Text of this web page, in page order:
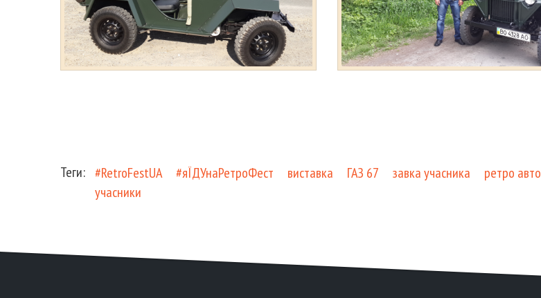
Теги: #RetroFestUA #яЇДУнаРетроФест виставка ГАЗ 67 завка учасника ретро авто
учасники